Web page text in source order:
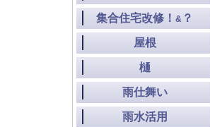
集合住宅改修！ & ？
屋根
樋
雨仕舞い
雨水活用